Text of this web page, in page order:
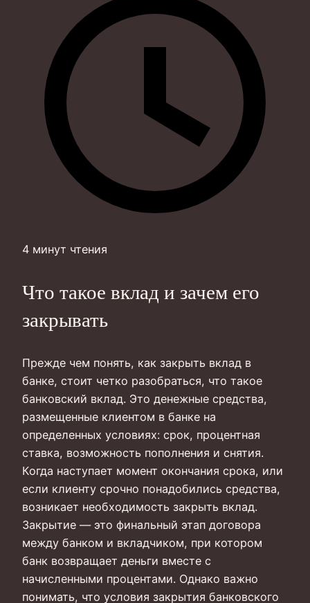
4 минут чтения
Что такое вклад и зачем его
закрывать
Прежде чем понять, как закрыть вклад в
банке, стоит четко разобраться, что такое
банковский вклад. Это денежные средства,
размещенные клиентом в банке на
определенных условиях: срок, процентная
ставка, возможность пополнения и снятия.
Когда наступает момент окончания срока, или
если клиенту срочно понадобились средства,
возникает необходимость закрыть вклад.
Закрытие — это финальный этап договора
между банком и вкладчиком, при котором
банк возвращает деньги вместе с
начисленными процентами. Однако важно
понимать, что условия закрытия банковского